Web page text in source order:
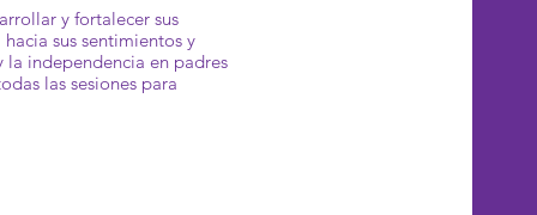
y fortalecer sus
sus sentimientos y
independencia en padres
las sesiones para